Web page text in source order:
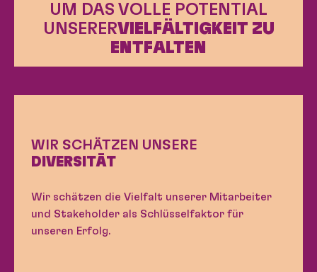
UM DAS VOLLE POTENTIAL
UNSERERVIELFÄLTIGKEIT ZU
ENTFALTEN
WIR SCHÄTZEN UNSERE
DIVERSITÄT
Wir schätzen die Vielfalt unserer Mitarbeiter
und Stakeholder als Schlüsselfaktor für
unseren Erfolg.